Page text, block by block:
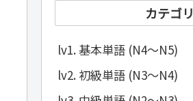
カテゴリ
lv1. 基本単語 (N4～N5)
lv2. 初級単語 (N3～N4)